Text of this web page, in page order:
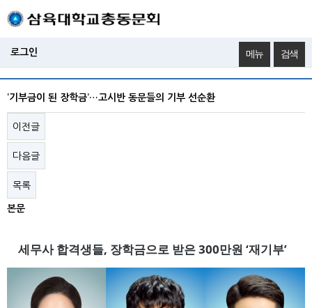
로그인 메뉴 검색
‘기부금이 된 장학금’…고시반 동문들의 기부 선순환
이전글
다음글
목록
본문
세무사 합격생들, 장학금으로 받은 300만원 ‘재기부’